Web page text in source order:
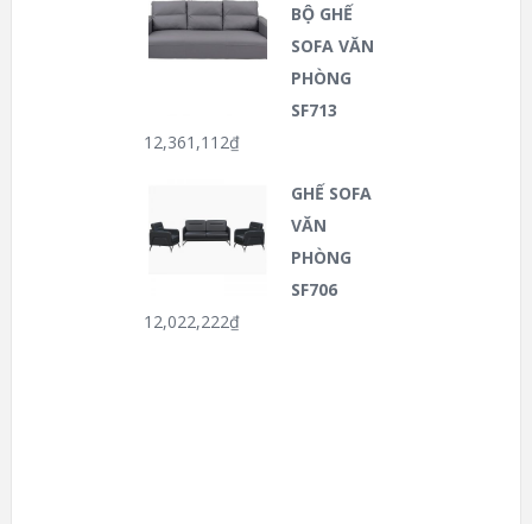
BỘ GHẾ
SOFA VĂN
PHÒNG
SF713
12,361,112₫
GHẾ SOFA
VĂN
PHÒNG
SF706
12,022,222₫